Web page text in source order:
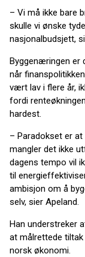
– Vi må ikke bare
skulle vi ønske
nasjonalbudsjett,
Byggenæringen er
når
vært lav i flere år,
fordi
hardest.
– Paradokset er
mangler det ikke
dagens tempo vil
til
ambisjon om å
selv, sier Apeland.
Han understreker
at målrettede
norsk økonomi.